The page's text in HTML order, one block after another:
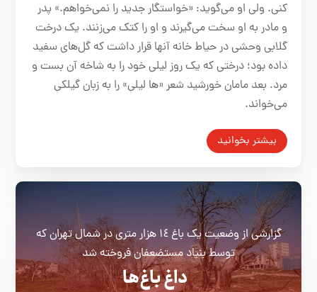
کنی. ولی او می‌گوید: «خواستگار جدید را نمی‌خواهم.» پدر
و مادر به او سخت می‌گیرند و او را کتک می‌زنند. یک درخت
گلابی وحشی در حیاط خانه آنها قرار داشت که گل‌های سفید
داده بود؛ درختی که یک روز لیلی خود را به شاخه آن بست و
مرد. بعد مامان خورشید شعر «ها‌ لیلی» را به زبان گیلکی
می‌خواند.
بیشتر بخوانید
گزارشی از وضعیت یک باغ ١٤ هزار متری در شمال تهران که
توسط بنیاد مستضعفان فروخته شد
داغ باغ‌ها